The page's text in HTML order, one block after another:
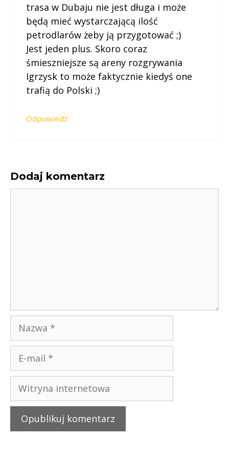
trasa w Dubaju nie jest długa i może
będą mieć wystarczającą ilość
petrodlarów żeby ją przygotować ;)
Jest jeden plus. Skoro coraz
śmieszniejsze są areny rozgrywania
Igrzysk to może faktycznie kiedyś one
trafią do Polski ;)
Odpowiedz
Dodaj komentarz